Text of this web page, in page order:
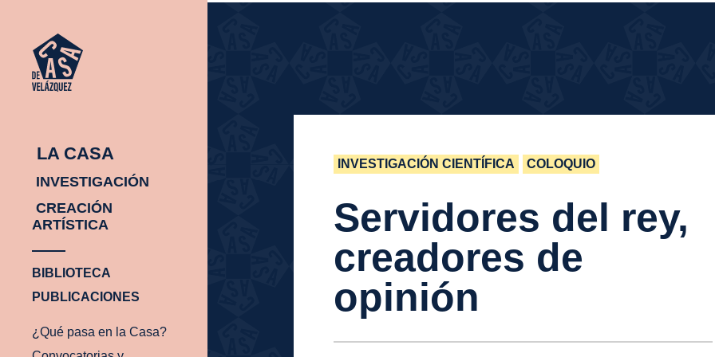
LA CASA
INVESTIGACIÓN
CREACIÓN
ARTÍSTICA
BIBLIOTECA
PUBLICACIONES
¿Qué pasa en la Casa?
INVESTIGACIÓN CIENTÍFICA COLOQUIO
Servidores del rey,
creadores de
opinión